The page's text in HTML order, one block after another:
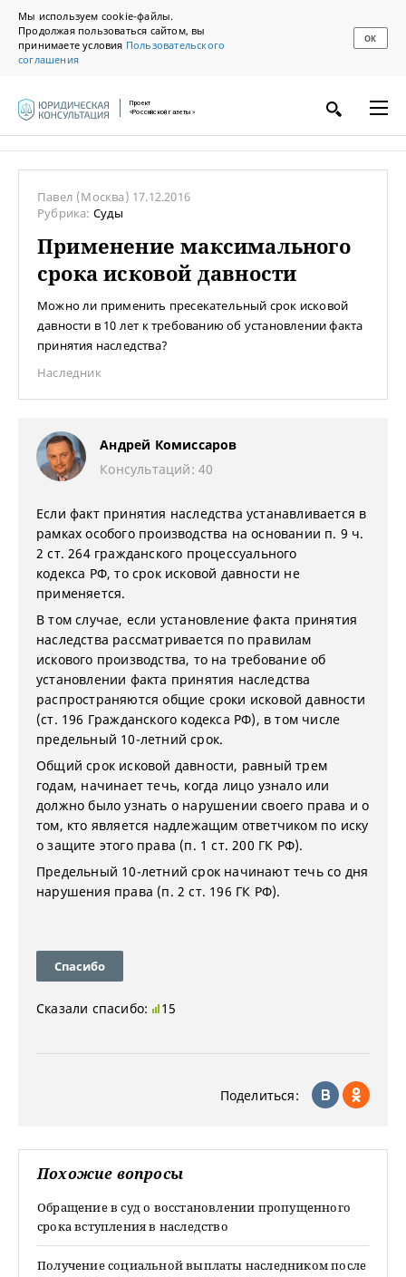
Мы используем cookie-файлы.
Продолжая пользоваться сайтом, вы
принимаете условия Пользовательского
соглашения
ОК
Проект
«Российской газеты»
Павел (Москва) 17.12.2016
Рубрика: Суды
Применение максимального
срока исковой давности
Можно ли применить пресекательный срок исковой
давности в 10 лет к требованию об установлении факта
принятия наследства?
Наследник
Андрей Комиссаров
Консультаций: 40
Если факт принятия наследства устанавливается в
рамках особого производства на основании п. 9 ч.
2 ст. 264 гражданского процессуального
кодекса РФ, то срок исковой давности не
применяется.
В том случае, если установление факта принятия
наследства рассматривается по правилам
искового производства, то на требование об
установлении факта принятия наследства
распространяются общие сроки исковой давности
(ст. 196 Гражданского кодекса РФ), в том числе
предельный 10-летний срок.
Общий срок исковой давности, равный трем
годам, начинает течь, когда лицо узнало или
должно было узнать о нарушении своего права и о
том, кто является надлежащим ответчиком по иску
о защите этого права (п. 1 ст. 200 ГК РФ).
Предельный 10-летний срок начинают течь со дня
нарушения права (п. 2 ст. 196 ГК РФ).
Спасибо
Сказали спасибо: 15
Поделиться:
Похожие вопросы
Обращение в суд о восстановлении пропущенного
срока вступления в наследство
Получение социальной выплаты наследником после